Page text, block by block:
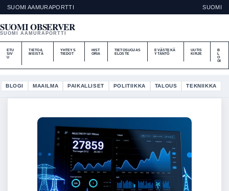
SUOMI AAMURAPORTTI SUOMI
SUOMI OBSERVER
SUOMI AAMURAPORTTI
ETU
SIV
U
TIETOA
MEISTÄ
YHTEYS
TIEDOT
HIST
ORIA
TIETOSUOJAS
ELOSTE
EVÄSTEKÄ
YTÄNTÖ
UUTIS
KIRJE
B
O
GI
BLOGI MAAILMA PAIKALLISET POLITIIKKA TALOUS TEKNIIKKA